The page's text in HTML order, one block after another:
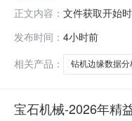
正文内容： 文件获取开始
细附件.xls
发布时间： 4小时前
相关产品：
钻机边缘数据
宝石机械-2026年精